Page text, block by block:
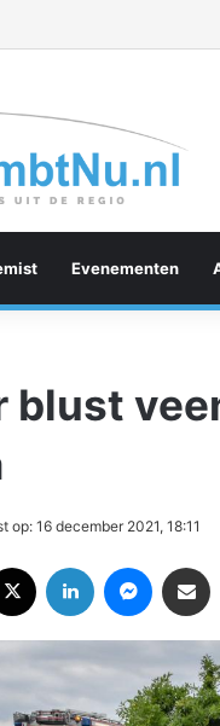
Evenementen
blust
op: 16 december 2021, 18:11